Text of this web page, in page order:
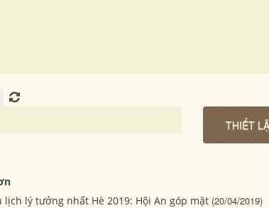
lịch lý tưởng nhất Hè 2019: Hội An góp mặt (20/04/2019)